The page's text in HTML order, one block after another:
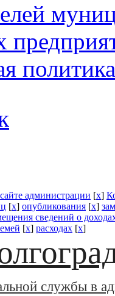
политика
администрации [x]
[x] опубликования [x]
сведений о
[x] расходах [x]
службы в